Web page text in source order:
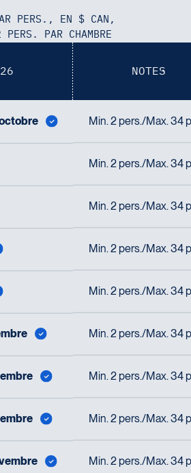
PERS., EN $ CAN,
PERS. PAR CHAMBRE
NOTES
Min. 2 pers./Max. 34
Min. 2 pers./Max. 34
Min. 2 pers./Max. 34
Min. 2 pers./Max. 34
Min. 2 pers./Max. 34
Min. 2 pers./Max. 34
Min. 2 pers./Max. 34
Min. 2 pers./Max. 34
Min. 2 pers./Max. 34